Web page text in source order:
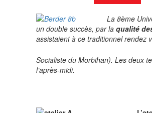
La 8ème
un double succès, par la qualité
assistaient à ce traditionnel rendez
Socialiste du Morbihan). Les deux
l’après-midi.